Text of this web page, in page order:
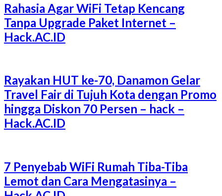
Rahasia Agar WiFi Tetap Kencang
Tanpa Upgrade Paket Internet –
Hack.AC.ID
Rayakan HUT ke-70, Danamon Gelar
Travel Fair di Tujuh Kota dengan Promo
hingga Diskon 70 Persen – hack –
Hack.AC.ID
7 Penyebab WiFi Rumah Tiba-Tiba
Lemot dan Cara Mengatasinya –